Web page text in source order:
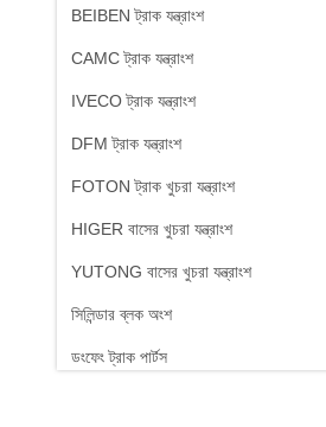
BEIBEN ট্রাক যন্ত্রাংশ
CAMC ট্রাক যন্ত্রাংশ
IVECO ট্রাক যন্ত্রাংশ
DFM ট্রাক যন্ত্রাংশ
FOTON ট্রাক খুচরা যন্ত্রাংশ
HIGER বাসের খুচরা যন্ত্রাংশ
YUTONG বাসের খুচরা যন্ত্রাংশ
সিলিন্ডার ব্লক অংশ
ডংফেং ট্রাক পার্টস